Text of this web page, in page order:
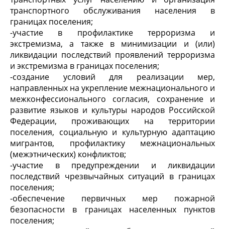
транспортного обслуживания населения в
границах поселения;
-участие в профилактике терроризма и
экстремизма, а также в минимизации и (или)
ликвидации последствий проявлений терроризма
и экстремизма в границах поселения;
-создание условий для реализации мер,
направленных на укрепление межнационального и
межконфессионального согласия, сохранение и
развитие языков и культуры народов Российской
Федерации, проживающих на территории
поселения, социальную и культурную адаптацию
мигрантов, профилактику межнациональных
(межэтнических) конфликтов;
-участие в предупреждении и ликвидации
последствий чрезвычайных ситуаций в границах
поселения;
-обеспечение первичных мер пожарной
безопасности в границах населенных пунктов
поселения;